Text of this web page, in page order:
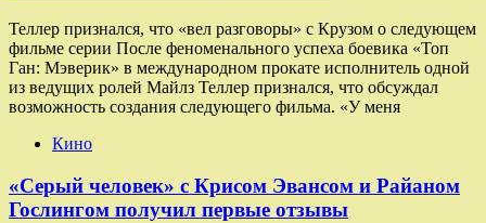
Теллер признался, что «вел разговоры» с Крузом о следующем
фильме серии После феноменального успеха боевика «Топ
Ган: Мэверик» в международном прокате исполнитель одной
из ведущих ролей Майлз Теллер признался, что обсуждал
возможность создания следующего фильма. «У меня
Кино
«Серый человек» с Крисом Эвансом и Райаном
Гослингом получил первые отзывы